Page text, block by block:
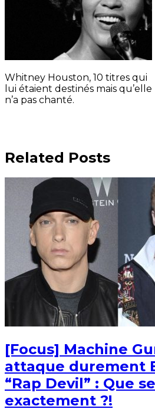
Whitney Houston, 10 titres qui
lui étaient destinés mais qu’elle
n’a pas chanté.
Related Posts
[Focus] Machine
attaque durement
“Rap Devil” : Que
exactement ?!